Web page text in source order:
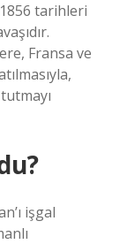
tarihleri
Fransa ve
işgal